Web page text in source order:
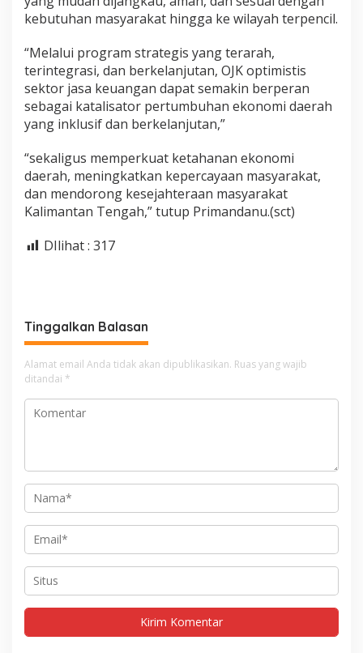
kebutuhan masyarakat hingga ke wilayah terpencil.
“Melalui program strategis yang terarah,
terintegrasi, dan berkelanjutan, OJK optimistis
sektor jasa keuangan dapat semakin berperan
sebagai katalisator pertumbuhan ekonomi daerah
yang inklusif dan berkelanjutan,”
“sekaligus memperkuat ketahanan ekonomi
daerah, meningkatkan kepercayaan masyarakat,
dan mendorong kesejahteraan masyarakat
Kalimantan Tengah,” tutup Primandanu.(sct)
DIlihat : 317
Tinggalkan Balasan
Alamat email Anda tidak akan dipublikasikan. Ruas yang wajib
ditandai *